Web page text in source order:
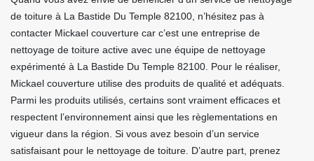
de toiture à La Bastide Du Temple 82100, n’hésitez pas à
contacter Mickael couverture car c’est une entreprise de
nettoyage de toiture active avec une équipe de nettoyage
expérimenté à La Bastide Du Temple 82100. Pour le réaliser,
Mickael couverture utilise des produits de qualité et adéquats.
Parmi les produits utilisés, certains sont vraiment efficaces et
respectent l’environnement ainsi que les règlementations en
vigueur dans la région. Si vous avez besoin d’un service
satisfaisant pour le nettoyage de toiture. D’autre part, prenez